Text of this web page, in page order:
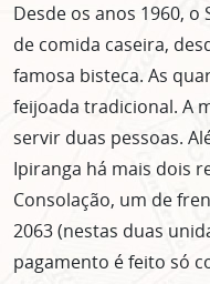
Desde os anos 1960,
de comida caseira,
famosa bisteca. As
feijoada tradicional. A
servir duas pessoas.
Ipiranga há mais dois
Consolação, um de
2063 (nestas duas
pagamento é feito só